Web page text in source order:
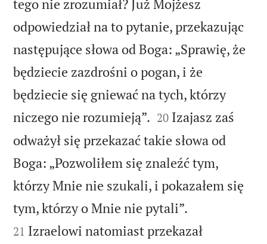
tego nie zrozumiał? Już Mojżesz
odpowiedział na to pytanie, przekazując
następujące słowa od Boga: „Sprawię, że
będziecie zazdrośni o pogan, i że
będziecie się gniewać na tych, którzy
niczego nie rozumieją”. 

20 Izajasz zaś
odważył się przekazać takie słowa od
Boga: „Pozwoliłem się znaleźć tym,
którzy Mnie nie szukali, i pokazałem się
tym, którzy o Mnie nie pytali”.
21 Izraelowi natomiast przekazał